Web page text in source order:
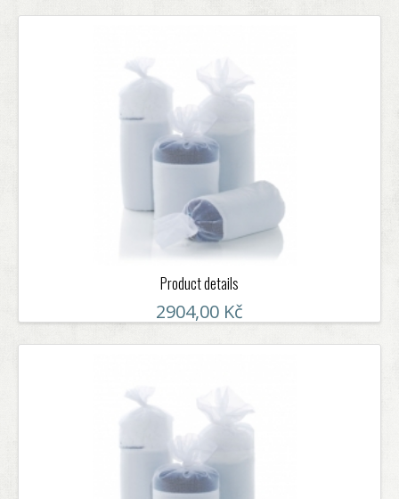
Product details
2904,00 Kč